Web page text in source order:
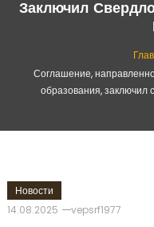
Заключил
Соглашение,
образования, заключил
Новости
14.08.2025
vepsrf1977